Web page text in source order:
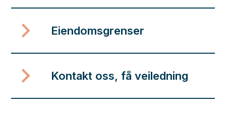
Eiendomsgrenser
Kontakt oss, få veiledning